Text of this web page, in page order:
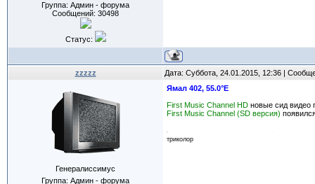
Группа: Админ - форума
Сообщений: 30498
Статус:
zzzzz Дата: Суббота, 24.01.2015, 12:36 |
Генералиссимус
Группа: Админ - форума
Ямал 402, 55.0°E
First Music Channel HD новые сид видео
First Music Channel (SD версия)
триколор